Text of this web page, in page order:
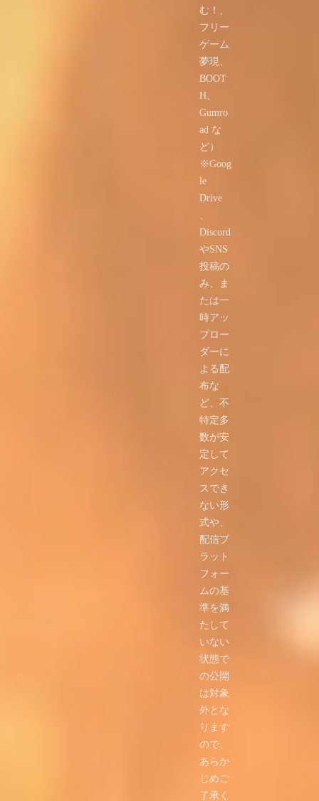
む！、
フリー
ゲーム
夢現、
BOOT
H、
Gumro
ad な
ど）
※Goog
le
Drive
、
Discord
やSNS
投稿の
み、ま
たは一
時アッ
プロー
ダーに
よる配
布な
ど、不
特定多
数が安
定して
アクセ
スでき
ない形
式や、
配信プ
ラット
フォー
ムの基
準を満
たして
いない
状態で
の公開
は対象
外とな
ります
ので、
あらか
じめご
了承く